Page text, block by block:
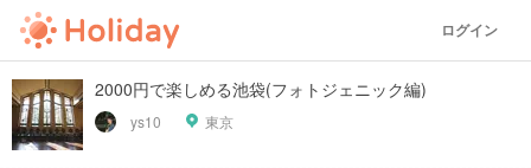
ログイン
2000円で楽しめる池袋(フォトジェニック編)
ys10 東京